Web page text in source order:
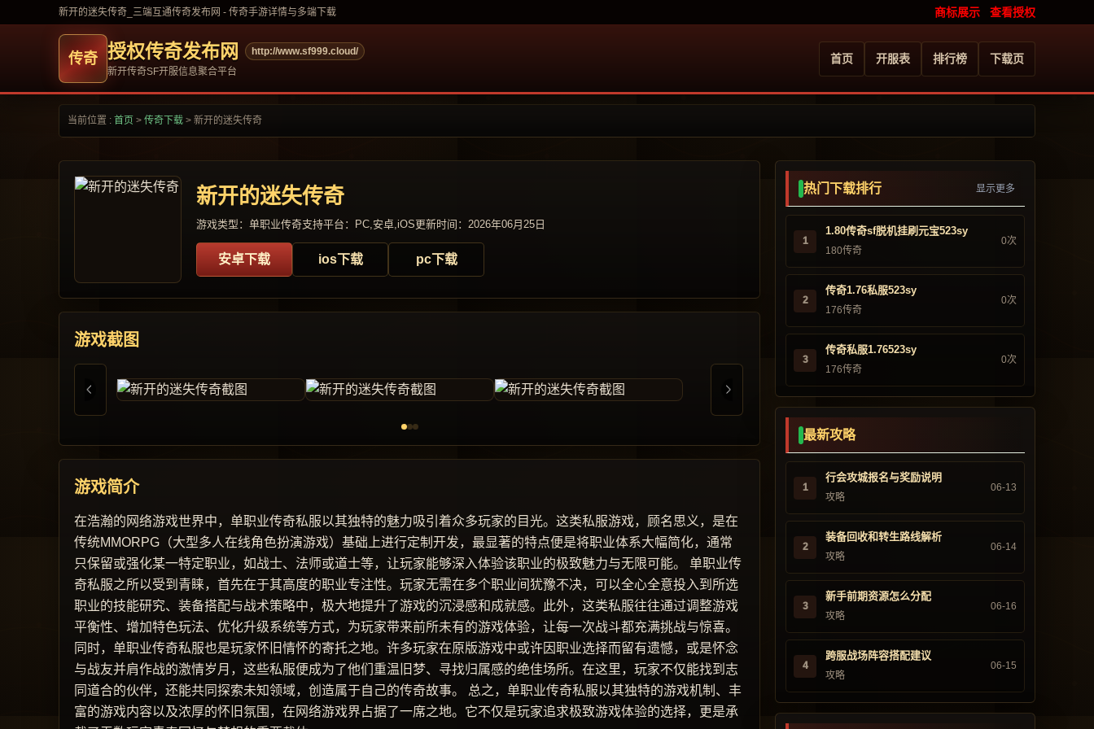
新开的迷失传奇_三端互通传奇发布网 - 传奇手游详情与多端下载 商标展示 查看授权
授权传奇发布网
http://www.sf999.cloud/
新开传奇SF开服信息聚合平台
首页 开服表 排行榜 下载页
当前位置 : 首页 > 传奇下载 > 新开的迷失传奇
新开的迷失传奇
游戏类型：单职业传奇支持平台：PC,安卓,iOS更新时间：2026年06月25日
安卓下载 ios下载 pc下载
游戏截图
游戏简介
在浩瀚的网络游戏世界中，单职业传奇私服以其独特的魅力吸引着众多玩家的目光。这类私服游戏，顾名思义，是在
传统MMORPG（大型多人在线角色扮演游戏）基础上进行定制开发，最显著的特点便是将职业体系大幅简化，通常
只保留或强化某一特定职业，如战士、法师或道士等，让玩家能够深入体验该职业的极致魅力与无限可能。 单职业传
奇私服之所以受到青睐，首先在于其高度的职业专注性。玩家无需在多个职业间犹豫不决，可以全心全意投入到所选
职业的技能研究、装备搭配与战术策略中，极大地提升了游戏的沉浸感和成就感。此外，这类私服往往通过调整游戏
平衡性、增加特色玩法、优化升级系统等方式，为玩家带来前所未有的游戏体验，让每一次战斗都充满挑战与惊喜。
同时，单职业传奇私服也是玩家怀旧情怀的寄托之地。许多玩家在原版游戏中或许因职业选择而留有遗憾，或是怀念
与战友并肩作战的激情岁月，这些私服便成为了他们重温旧梦、寻找归属感的绝佳场所。在这里，玩家不仅能找到志
同道合的伙伴，还能共同探索未知领域，创造属于自己的传奇故事。 总之，单职业传奇私服以其独特的游戏机制、丰
富的游戏内容以及浓厚的怀旧氛围，在网络游戏界占据了一席之地。它不仅是玩家追求极致游戏体验的选择，更是承
热门下载排行 显示更多
1
1.80传奇sf脱机挂刷元宝523sy
180传奇
0次
2
传奇1.76私服523sy
176传奇
0次
3
传奇私服1.76523sy
176传奇
0次
最新攻略
1
行会攻城报名与奖励说明
攻略
06-13
2
装备回收和转生路线解析
攻略
06-14
3
新手前期资源怎么分配
攻略
06-16
4
跨服战场阵容搭配建议
攻略
06-15